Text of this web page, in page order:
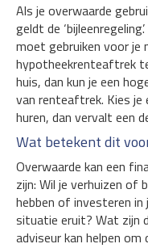
Als je overwaarde
geldt de
moet gebruiken voor je
hypotheekrenteaftrek
huis, dan kun je een
van renteaftrek. Kies je
huren, dan vervalt een
Wat betekent dit
Overwaarde kan een
zijn: Wil je verhuizen of
hebben of investeren in
situatie eruit? Wat zijn
adviseur kan helpen